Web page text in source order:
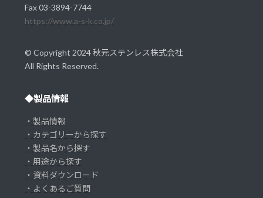
Fax 03-3894-7744
https://www.a-s-k.co.jp/
© Copyright 2024 秋元ステンレス株式会社
All Rights Reserved.
◆製品情報
・製品情報
・カテゴリーから探す
・製品名から探す
・用途から探す
・資料ダウンロード
・よくあるご質問